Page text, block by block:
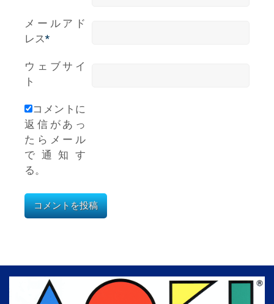
メールアド
レス*
ウェブサイ
ト
コメントに
返信があっ
たらメール
で通知す
る。